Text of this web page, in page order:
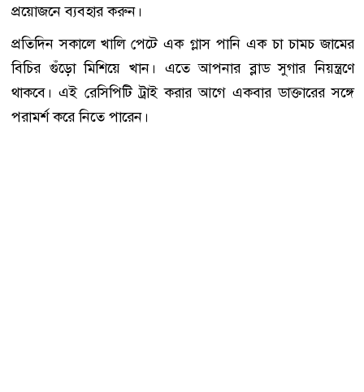
প্রয়োজনে ব্যবহার করুন।
প্রতিদিন সকালে খালি পেটে এক গ্লাস পানি এক চা চামচ জামের
বিচির গুঁড়ো মিশিয়ে খান। এতে আপনার ব্লাড সুগার নিয়ন্ত্রণে
থাকবে। এই রেসিপিটি ট্রাই করার আগে একবার ডাক্তারের সঙ্গে
পরামর্শ করে নিতে পারেন।